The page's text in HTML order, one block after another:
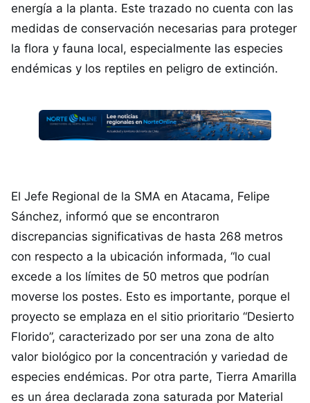
energía a la planta. Este trazado no cuenta con las
medidas de conservación necesarias para proteger
la flora y fauna local, especialmente las especies
endémicas y los reptiles en peligro de extinción.
El Jefe Regional de la SMA en Atacama, Felipe
Sánchez, informó que se encontraron
discrepancias significativas de hasta 268 metros
con respecto a la ubicación informada, “lo cual
excede a los límites de 50 metros que podrían
moverse los postes. Esto es importante, porque el
proyecto se emplaza en el sitio prioritario “Desierto
Florido”, caracterizado por ser una zona de alto
valor biológico por la concentración y variedad de
especies endémicas. Por otra parte, Tierra Amarilla
es un área declarada zona saturada por Material